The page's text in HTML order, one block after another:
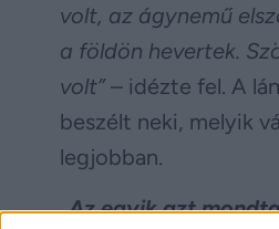
volt, az ágynemű
a földön hevertek.
volt”– idézte fel. A
beszélt neki, melyik
legjobban.
„Az egyik azt